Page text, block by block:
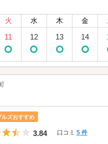
火 水 木 金
11 12 13 14
ルズおすすめ
5つ星のうち3.5
3.84 口コミ 5 件